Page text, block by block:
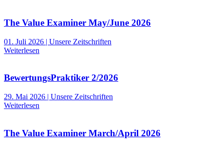
The Value Examiner May/June 2026
01. Juli 2026 | Unsere Zeitschriften
Weiterlesen
BewertungsPraktiker 2/2026
29. Mai 2026 | Unsere Zeitschriften
Weiterlesen
The Value Examiner March/April 2026